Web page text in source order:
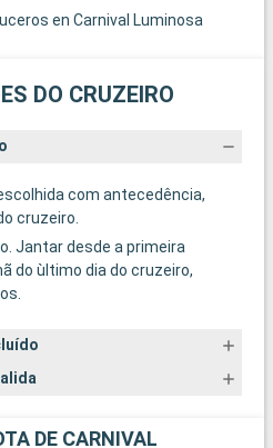
en Carnival Luminosa
DO CRUZEIRO
com antecedência,
cruzeiro.
Jantar desde a primeira
do ùltimo dia do cruzeiro,
DE CARNIVAL